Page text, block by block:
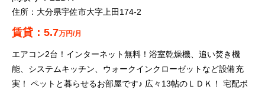
大分県宇佐市大字上田174-2
5.7万円/月
エアコン2台！インターネット無料！浴室乾燥機、追い焚き機
能、システムキッチン、ウォークインクローゼットなど設備充
実！ ペットと暮らせるお部屋です♪ 広々13帖のＬＤＫ！ 宅配ボ